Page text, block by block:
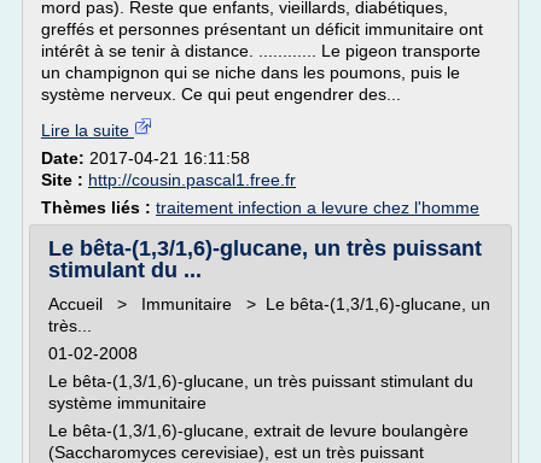
mord pas). Reste que enfants, vieillards, diabétiques,
greffés et personnes présentant un déficit immunitaire ont
intérêt à se tenir à distance. ............ Le pigeon transporte
un champignon qui se niche dans les poumons, puis le
système nerveux. Ce qui peut engendrer des...
Lire la suite
Date: 2017-04-21 16:11:58
Site : http://cousin.pascal1.free.fr
Thèmes liés : traitement infection a levure chez l'homme
Le bêta-(1,3/1,6)-glucane, un très puissant
stimulant du ...
Accueil > Immunitaire > Le bêta-(1,3/1,6)-glucane, un
très...
01-02-2008
Le bêta-(1,3/1,6)-glucane, un très puissant stimulant du
système immunitaire
Le bêta-(1,3/1,6)-glucane, extrait de levure boulangère
(Saccharomyces cerevisiae), est un très puissant